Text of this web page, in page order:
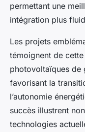
permettant une
intégration plus
Les projets
témoignent de
photovoltaïques de
favorisant la
l’autonomie
succès illustrent
technologies